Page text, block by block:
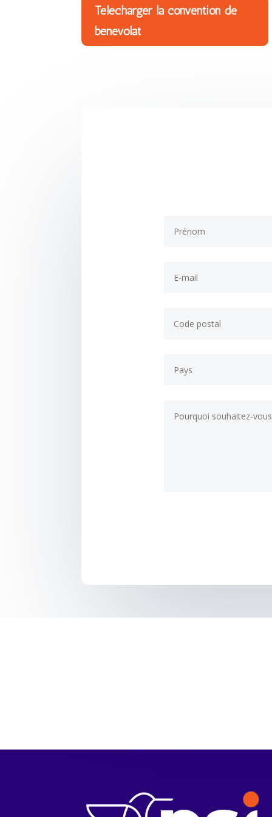
Télécharger la convention de
bénévolat